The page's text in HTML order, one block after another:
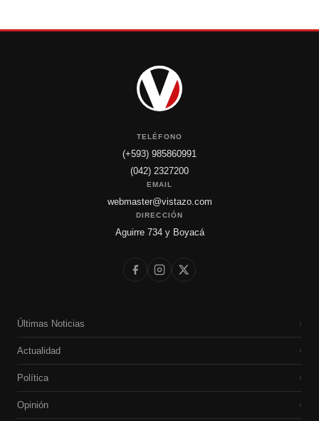
TELÉFONO
(+593) 985860991
(042) 2327200
EMAIL
webmaster@vistazo.com
DIRECCIÓN
Aguirre 734 y Boyacá
Últimas Noticias ›
Actualidad ›
Política ›
Opinión ›